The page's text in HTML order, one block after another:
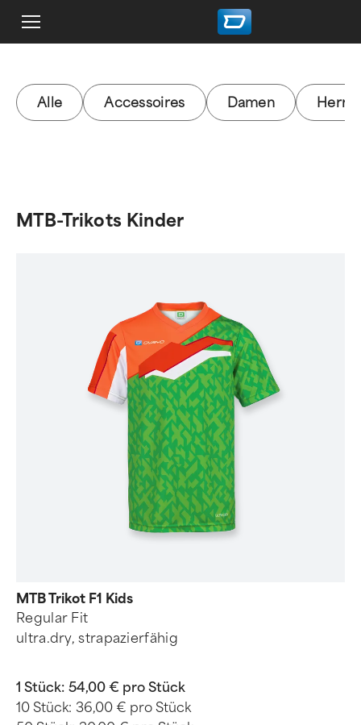
Alle Accessoires Damen
MTB-Trikots Kinder
MTB Trikot F1 Kids
Regular Fit
ultra.dry, strapazierfähig
1 Stück: 54,00 € pro Stück
10 Stück: 36,00 € pro Stück